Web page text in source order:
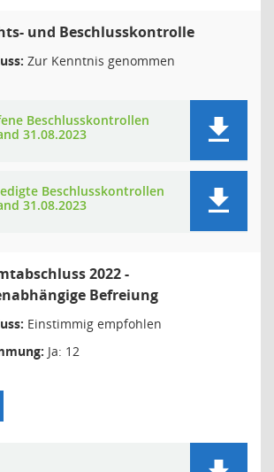
und Beschlusskontrolle
Zur Kenntnis genommen
Beschlusskontrollen
31.08.2023
Beschlusskontrollen
31.08.2023
2022 -
Befreiung
Einstimmig empfohlen
Ja: 12